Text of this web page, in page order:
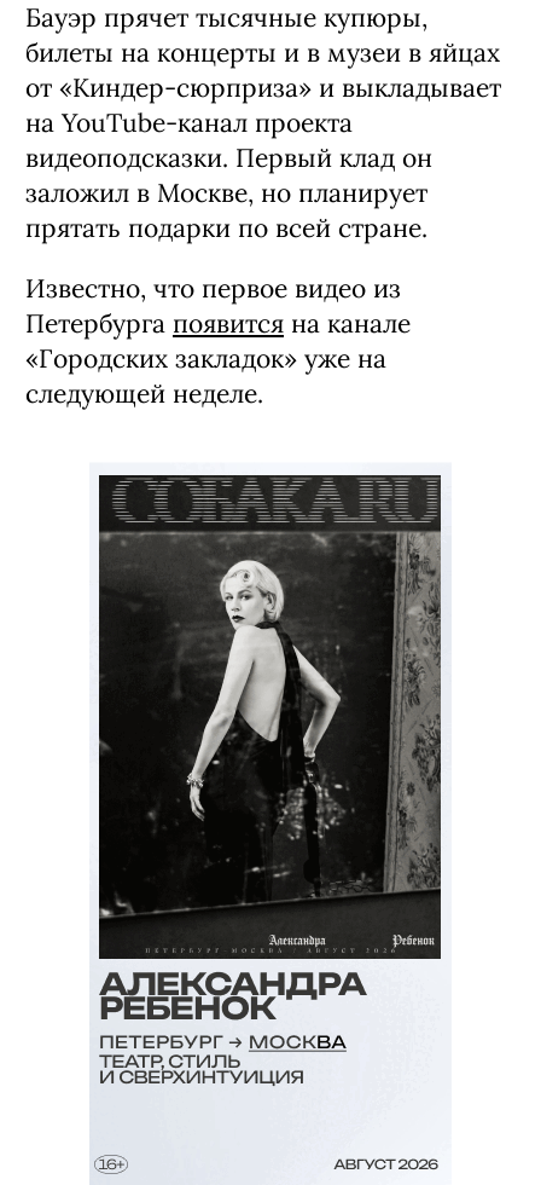
Бауэр прячет тысячные купюры,
билеты на концерты и в музеи в яйцах
от «Киндер-сюрприза» и выкладывает
на YouTube-канал проекта
видеоподсказки. Первый клад он
заложил в Москве, но планирует
прятать подарки по всей стране.
Известно, что первое видео из
Петербурга появится на канале
«Городских закладок» уже на
следующей неделе.